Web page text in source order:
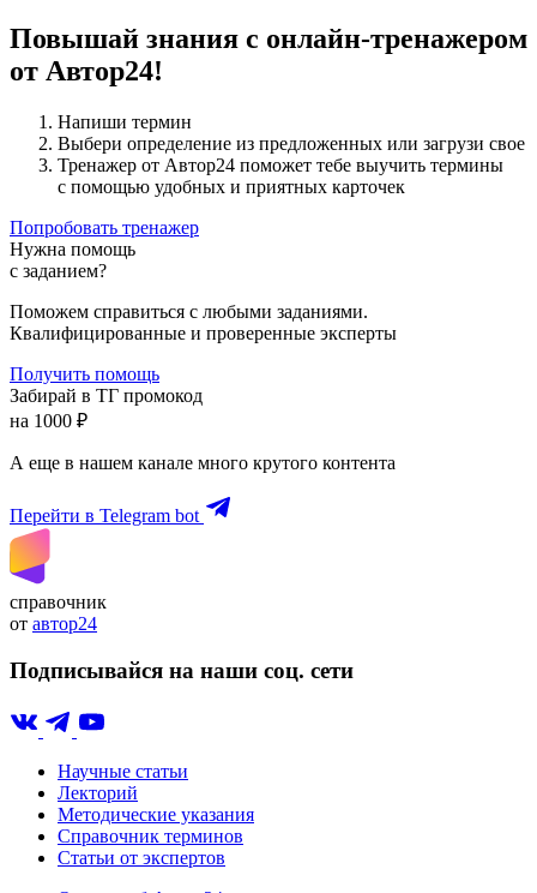
Повышай знания с онлайн-тренажером
от Автор24!
Напиши термин
Выбери определение из предложенных или загрузи свое
Тренажер от Автор24 поможет тебе выучить термины
с помощью удобных и приятных карточек
Попробовать тренажер
Нужна помощь
с заданием?
Поможем справиться с любыми заданиями.
Квалифицированные и проверенные эксперты
Получить помощь
Забирай в ТГ промокод
на 1000 ₽
А еще в нашем канале много крутого контента
Перейти в Telegram bot
справочник
от автор24
Подписывайся на наши соц. сети
Научные статьи
Лекторий
Методические указания
Справочник терминов
Статьи от экспертов